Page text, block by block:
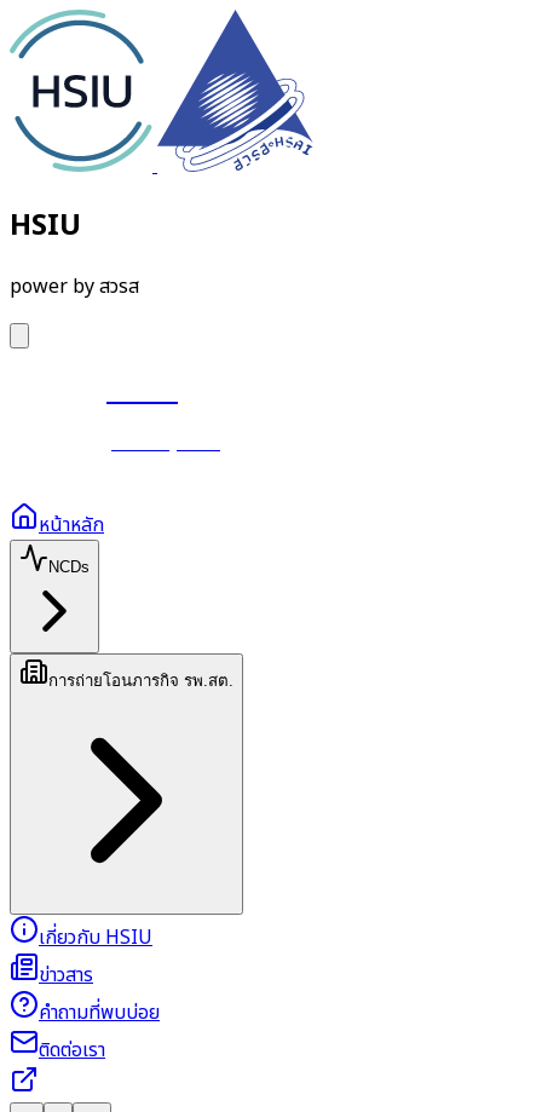
HSIU
power by สวรส
HSIU
หน้าหลัก
NCDs
การถ่ายโอนภารกิจ รพ.สต.
เกี่ยวกับ HSIU
ข่าวสาร
คำถามที่พบบ่อย
ติดต่อเรา